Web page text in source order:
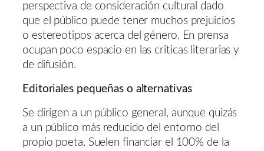
perspectiva de consideración cultural dado
que el público puede tener muchos prejuicios
o estereotipos acerca del género. En prensa
ocupan poco espacio en las criticas literarias y
de difusión.
Editoriales pequeñas o alternativas
Se dirigen a un público general, aunque quizás
a un público más reducido del entorno del
propio poeta. Suelen financiar el 100% de la